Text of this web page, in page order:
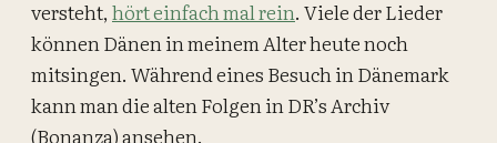
versteht,hört einfach mal rein. Viele der Lieder
können Dänen in meinem Alter heute noch
mitsingen. Während eines Besuch in Dänemark
kann man die alten Folgen inDR’s Archiv
(Bonanza)ansehen.